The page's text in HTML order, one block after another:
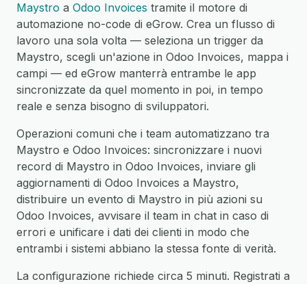
Maystro a Odoo Invoices tramite il motore di
automazione no-code di eGrow. Crea un flusso di
lavoro una sola volta — seleziona un trigger da
Maystro, scegli un'azione in Odoo Invoices, mappa i
campi — ed eGrow manterrà entrambe le app
sincronizzate da quel momento in poi, in tempo
reale e senza bisogno di sviluppatori.
Operazioni comuni che i team automatizzano tra
Maystro e Odoo Invoices: sincronizzare i nuovi
record di Maystro in Odoo Invoices, inviare gli
aggiornamenti di Odoo Invoices a Maystro,
distribuire un evento di Maystro in più azioni su
Odoo Invoices, avvisare il team in chat in caso di
errori e unificare i dati dei clienti in modo che
entrambi i sistemi abbiano la stessa fonte di verità.
La configurazione richiede circa 5 minuti. Registrati a